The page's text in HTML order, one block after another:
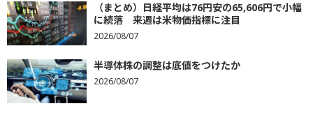
（まとめ）日経平均は76円安の65,606円で小幅
に続落 来週は米物価指標に注目
2026/08/07
半導体株の調整は底値をつけたか
2026/08/07